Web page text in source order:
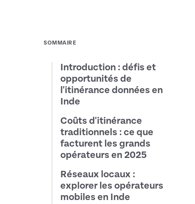
SOMMAIRE
Introduction : défis et
opportunités de
l'itinérance données en
Inde
Coûts d'itinérance
traditionnels : ce que
facturent les grands
opérateurs en 2025
Réseaux locaux :
explorer les opérateurs
mobiles en Inde